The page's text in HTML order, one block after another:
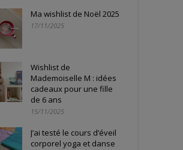
Ma wishlist de Noël 2025
17/11/2025
Wishlist de
Mademoiselle M : idées
cadeaux pour une fille
de 6 ans
15/11/2025
J’ai testé le cours d’éveil
corporel yoga et danse